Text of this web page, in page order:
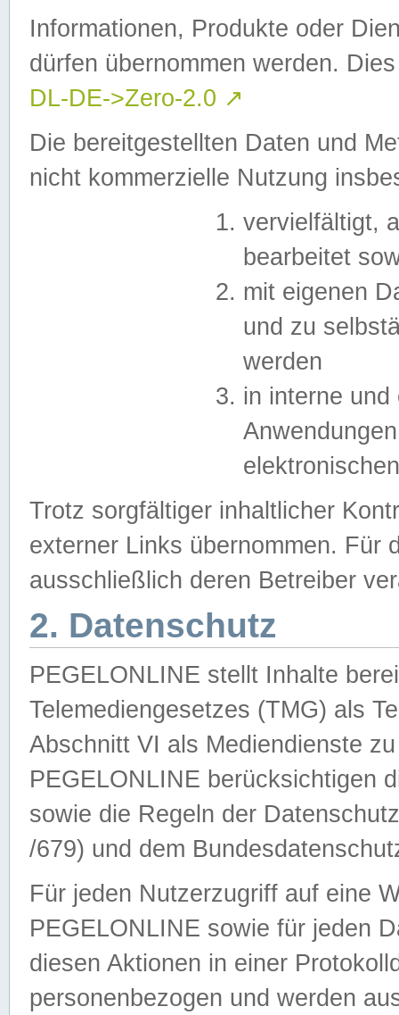
Informationen, Produkte oder
dürfen übernommen werden.
DL-DE->Zero-2.0 ↗
Die bereitgestellten Daten und
nicht kommerzielle Nutzung
vervielfältigt,
bearbeitet
mit eigenen
und zu
werden
in interne
Trotz sorgfältiger inhaltlicher
externer Links übernommen. Für
ausschließlich deren Betreiber
2. Datenschutz
PEGELONLINE stellt Inhalte
Telemediengesetzes (TMG) als
Abschnitt VI als Mediendienste
PEGELONLINE berücksichtigen
sowie die Regeln der
/679) und dem
Für jeden Nutzerzugriff auf eine
PEGELONLINE sowie für jeden
diesen Aktionen in einer
personenbezogen und werden